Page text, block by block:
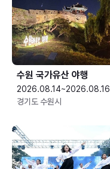
수원 국가유산 야행
2026.08.14~2026.08.16
경기도 수원시